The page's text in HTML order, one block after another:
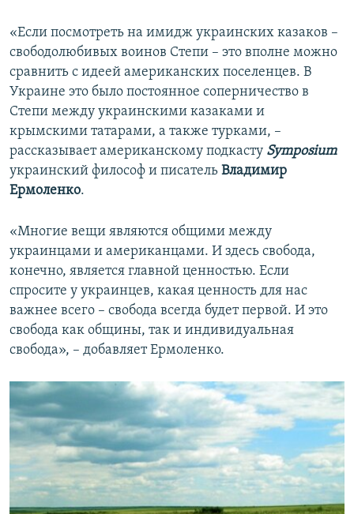
«Если посмотреть на имидж украинских казаков –
свободолюбивых воинов Степи – это вполне можно
сравнить с идеей американских поселенцев. В
Украине это было постоянное соперничество в
Степи между украинскими казаками и
крымскими татарами, а также турками, –
рассказывает американскому подкасту Symposium
украинский философ и писатель Владимир
Ермоленко.
«Многие вещи являются общими между
украинцами и американцами. И здесь свобода,
конечно, является главной ценностью. Если
спросите у украинцев, какая ценность для нас
важнее всего – свобода всегда будет первой. И это
свобода как общины, так и индивидуальная
свобода», – добавляет Ермоленко.